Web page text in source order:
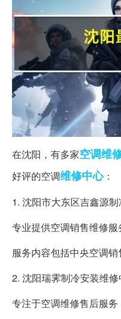
在沈阳，有多家空调维
好评的空调维修中心：
1. 沈阳市大东区吉鑫源
专业提供空调销售维修服
服务内容包括中央空调销
2. 沈阳瑞霁制冷安装维
专注于空调维修售后服务